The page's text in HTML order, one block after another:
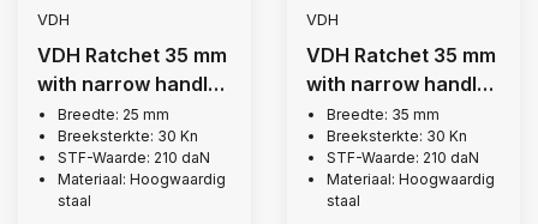
VDH
VDH Ratchet 35 mm
with narrow handle,
3,000 kg
Breedte: 25 mm
Breeksterkte: 30 Kn
STF-Waarde: 210 daN
Materiaal: Hoogwaardig
staal
VDH
VDH Ratchet 35 mm
with narrow handle,
3,000 kg
Breedte: 35 mm
Breeksterkte: 30 Kn
STF-Waarde: 210 daN
Materiaal: Hoogwaardig
staal